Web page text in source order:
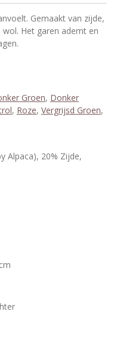
Gemaakt van zijde,
Het garen ademt en
Groen, Donker
, Roze, Vergrijsd Groen,
Alpaca), 20% Zijde,